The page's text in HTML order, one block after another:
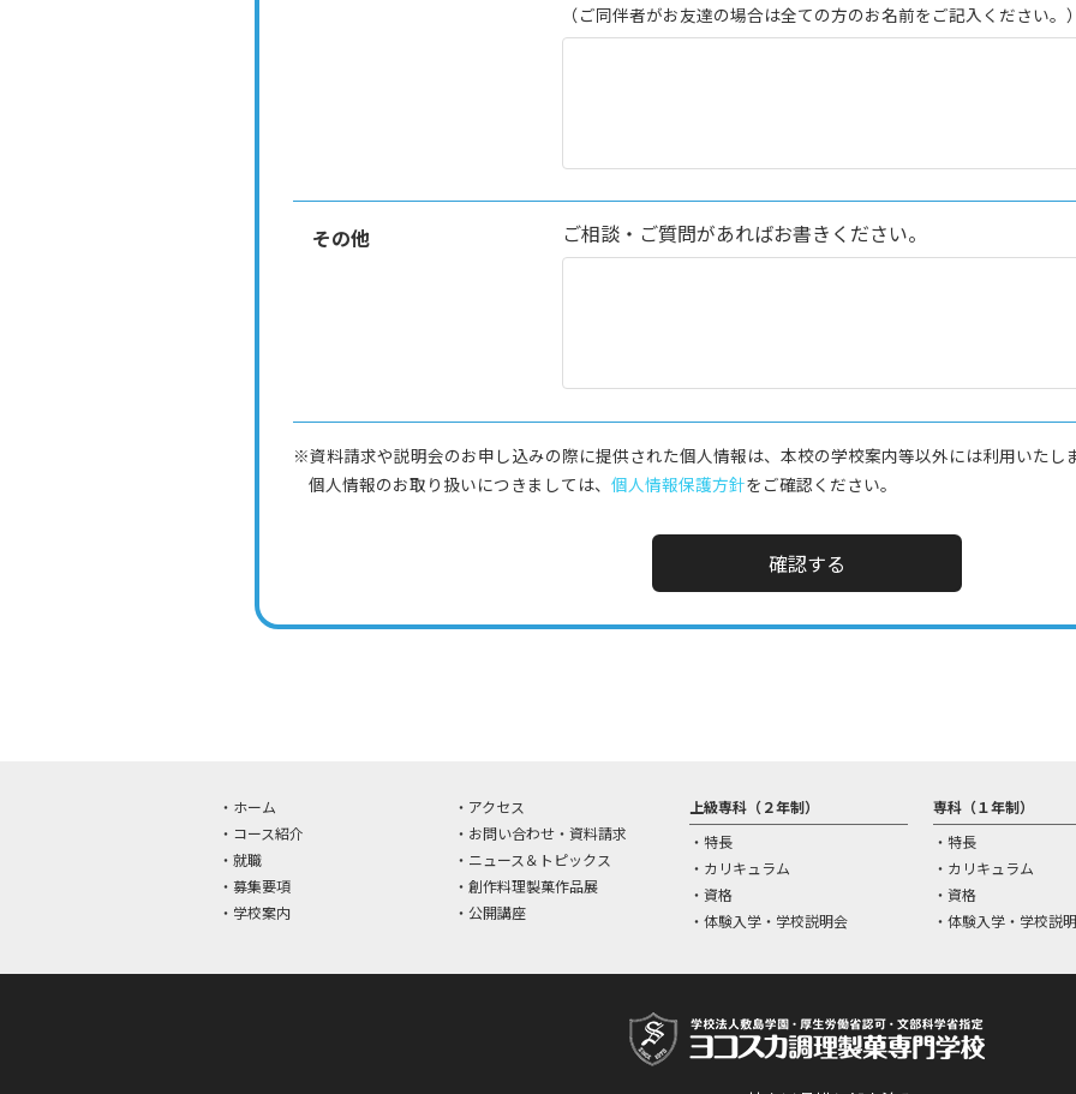
（ご同伴者がお友達の場合は全ての方のお名前をご記入ください。
その他 ご相談・ご質問があればお書きください。
※資料請求や説明会のお申し込みの際に提供された個人情報は、本校の学校案内等以外には利用いたし
個人情報のお取り扱いにつきましては、個人情報保護方針をご確認ください。
確認する
上級専科（２年制）
特長
カリキュラム
資格
体験入学・学校説明会
専科（１年制）
特長
カリキュラム
資格
体験入学・学校説
ホーム
コース紹介
就職
募集要項
学校案内
アクセス
お問い合わせ・資料請求
ニュース＆トピックス
創作料理製菓作品展
公開講座